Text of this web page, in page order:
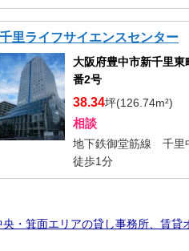
千里ライフサイエンスセンター
大阪府豊中市新千里東
番2号
38.34坪(126.74m²)
相談
地下鉄御堂筋線 千
徒歩1分
・箕面エリアの貸し事務所、賃貸